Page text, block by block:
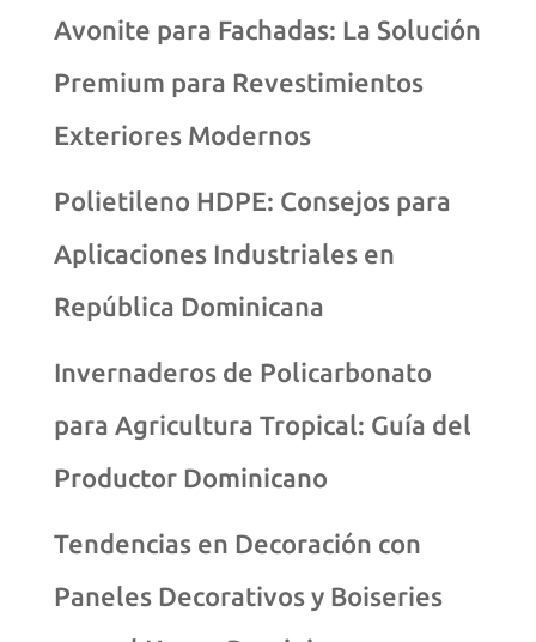
Avonite para Fachadas: La Solución
Premium para Revestimientos
Exteriores Modernos
Polietileno HDPE: Consejos para
Aplicaciones Industriales en
República Dominicana
Invernaderos de Policarbonato
para Agricultura Tropical: Guía del
Productor Dominicano
Tendencias en Decoración con
Paneles Decorativos y Boiseries